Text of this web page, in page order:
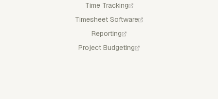
Time Tracking
Timesheet Software
Reporting
Project Budgeting